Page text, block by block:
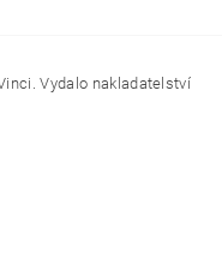
Vydalo nakladatelství